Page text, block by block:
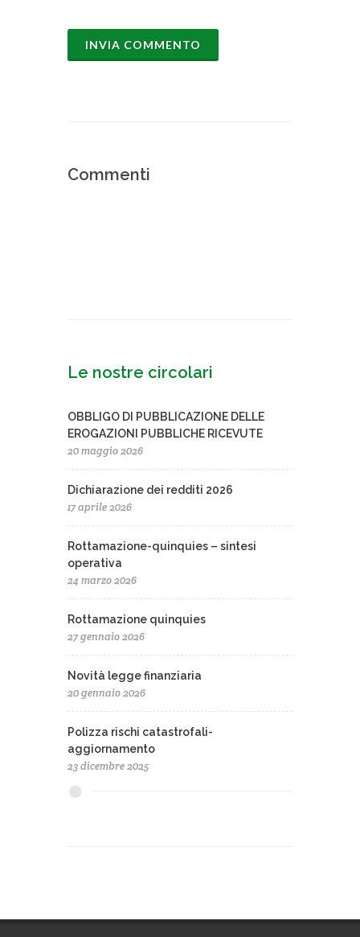
Commenti
Le nostre circolari
OBBLIGO DI PUBBLICAZIONE DELLE
EROGAZIONI PUBBLICHE RICEVUTE
20 maggio 2026
Dichiarazione dei redditi 2026
17 aprile 2026
Rottamazione-quinquies – sintesi
operativa
24 marzo 2026
Rottamazione quinquies
27 gennaio 2026
Novità legge finanziaria
20 gennaio 2026
Polizza rischi catastrofali-
aggiornamento
23 dicembre 2025